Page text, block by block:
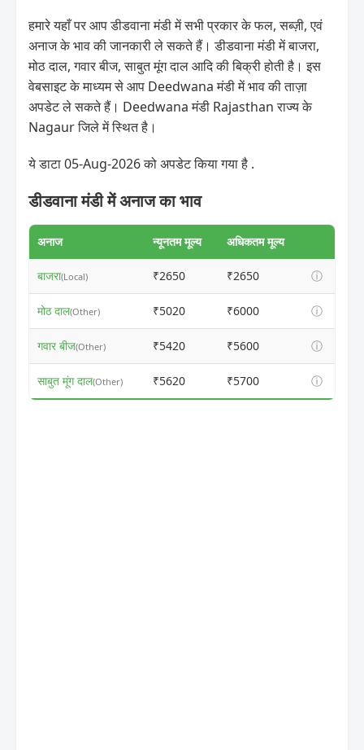
हमारे यहाँ पर आप डीडवाना मंडी में सभी प्रकार के फल, सब्ज़ी, एवं
अनाज के भाव की जानकारी ले सकते हैं। डीडवाना मंडी में बाजरा,
मोठ दाल, गवार बीज, साबुत मूंग दाल आदि की बिक्री होती है। इस
वेबसाइट के माध्यम से आप Deedwana मंडी में भाव की ताज़ा
अपडेट ले सकते हैं। Deedwana मंडी Rajasthan राज्य के
Nagaur जिले में स्थित है।
ये डाटा 05-Aug-2026 को अपडेट किया गया है .
डीडवाना मंडी में अनाज का भाव
अनाज न्यूनतम मूल्य अधिकतम मूल्य
बाजरा(Local) ₹2650 ₹2650 ⓘ
मोठ दाल(Other) ₹5020 ₹6000 ⓘ
गवार बीज(Other) ₹5420 ₹5600 ⓘ
साबुत मूंग दाल(Other) ₹5620 ₹5700 ⓘ